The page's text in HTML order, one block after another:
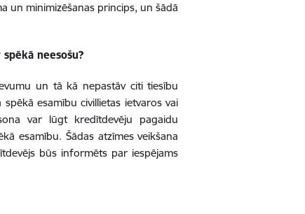
un minimizēšanas princips, un šādā
neesošu?
un tā kā nepastāv citi tiesību
esamību civillietas ietvaros vai
var lūgt kredītdevēju pagaidu
esamību. Šādas atzīmes veikšana
būs informēts par iespējams